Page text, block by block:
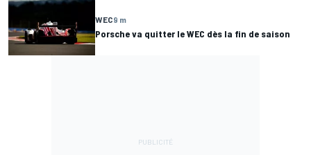
WEC9 m
Porsche va quitter le WEC dès la fin de saison